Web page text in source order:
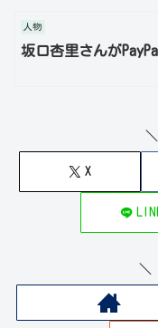
人物
坂口杏里さんが
X
＼